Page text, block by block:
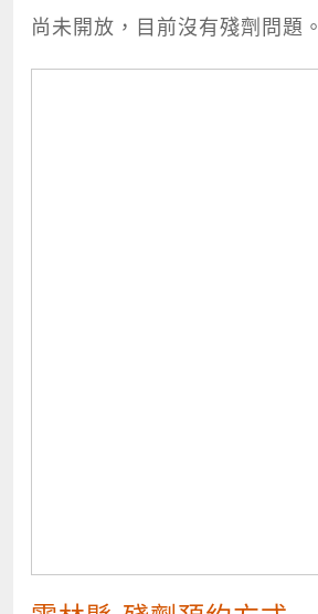
尚未開放，目前沒有殘劑問題。